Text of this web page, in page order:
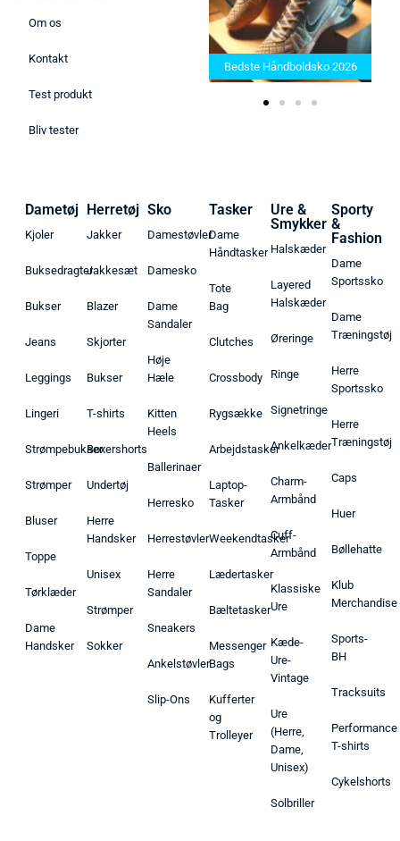
Om os
Kontakt
Test produkt
Bliv tester
Bedste Saunatæppe 2025 –
Find de bedste produkter her!
Bedste Håndboldsko 2026
Dametøj
Kjoler
Buksedragter
Bukser
Jeans
Leggings
Lingeri
Strømpebukser
Strømper
Bluser
Toppe
Tørklæder
Dame
Handsker
Herretøj
Jakker
Jakkesæt
Blazer
Skjorter
Bukser
T-shirts
Boxershorts
Undertøj
Herre
Handsker
Unisex
Strømper
Sokker
Sko
Damestøvler
Damesko
Dame
Sandaler
Høje
Hæle
Kitten
Heels
Ballerinaer
Herresko
Herrestøvler
Herre
Sandaler
Sneakers
Ankelstøvler
Slip-Ons
Tasker
Dame
Håndtasker
Tote
Bag
Clutches
Crossbody
Rygsække
Arbejdstasker
Laptop-
Tasker
Weekendtasker
Lædertasker
Bæltetasker
Messenger
Bags
Kufferter
og
Trolleyer
Ure &
Smykker
Halskæder
Layered
Halskæder
Øreringe
Ringe
Signetringe
Ankelkæder
Charm-
Armbånd
Cuff-
Armbånd
Klassiske
Ure
Kæde-
Ure-
Vintage
Ure
(Herre,
Dame,
Unisex)
Solbriller
Sporty
&
Fashion
Dame
Sportssko
Dame
Træningstøj
Herre
Sportssko
Herre
Træningstøj
Caps
Huer
Bøllehatte
Klub
Merchandise
Sports-
BH
Tracksuits
Performance
T-shirts
Cykelshorts